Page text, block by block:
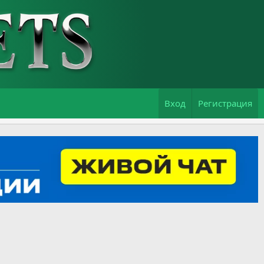
Вход Регистрация